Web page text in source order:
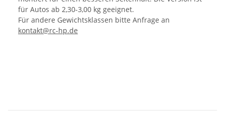
für Autos ab 2,30-3,00 kg geeignet.
Für andere Gewichtsklassen bitte Anfrage an
kontakt@rc-hp.de